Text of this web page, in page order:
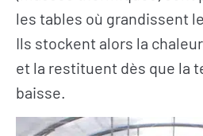
les tables où grandissent
Ils stockent alors la
et la restituent dès que la
baisse.